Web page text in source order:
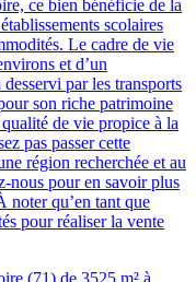
ce bien bénéficie de la
scolaires
Le cadre de vie
et d’un
par les transports
son riche patrimoine
de vie propice à la
pas passer cette
région recherchée et au
nous pour en savoir plus
noter qu’en tant que
pour réaliser la vente